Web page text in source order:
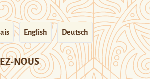
English Deutsch
NOUS